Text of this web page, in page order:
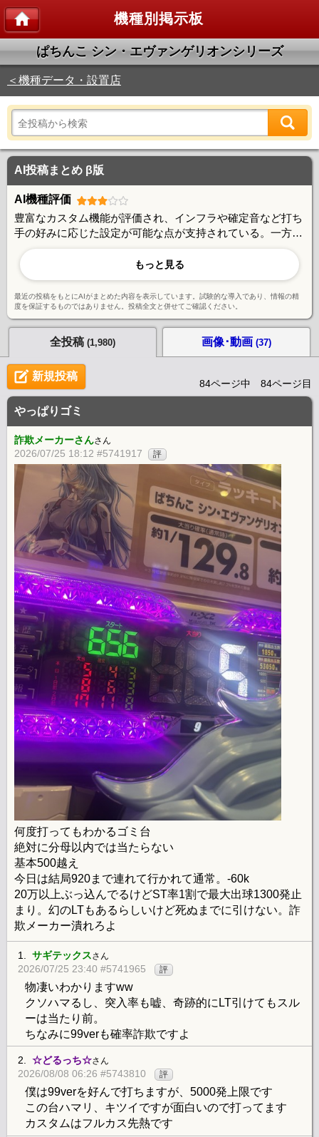
機種別掲示板
ぱちんこ シン・エヴァンゲリオンシリーズ
＜機種データ・設置店
AI投稿まとめ β版
AI機種評価
豊富なカスタム機能が評価され、インフラや確定音など打ち
手の好みに応じた設定が可能な点が支持されている。一方で
右打ち中の10R振り分けが体感的に50%より低いと感じる声
や、129タイプでも大ハマりが頻発するという出玉性能への
不満も見られる。夕方背景などのレア演出は存在するものの
当選率が低く、演出面では賛否が分かれている。カスタムの
自由度とエヴァならではの多彩な演出が魅力だが、出玉バラ
ンスには改善を求める意見もある機種。
もっと見る
最近の投稿をもとにAIがまとめた内容を表示しています。試験的な導入であり、情報の精
度を保証するものではありません。投稿全文と併せてご確認ください。
全投稿 (1,980) 画像･動画 (37)
新規投稿
84ページ中 84ページ目
やっぱりゴミ
詐欺メーカーさんさん
2026/07/25 18:12 #5741917 評
何度打ってもわかるゴミ台
絶対に分母以内では当たらない
基本500越え
今日は結局920まで連れて行かれて通常。-60k
20万以上ぶっ込んでるけどST率1割で最大出球1300発止
まり。幻のLTもあるらしいけど死ぬまでに引けない。詐
欺メーカー潰れろよ
1. サギテックスさん
2026/07/25 23:40 #5741965 評
物凄いわかりますww
クソハマるし、突入率も嘘、奇跡的にLT引けてもスル
ーは当たり前。
ちなみに99verも確率詐欺ですよ
2. ☆どるっち☆さん
2026/08/08 06:26 #5743810 評
僕は99verを好んで打ちますが、5000発上限です
この台ハマリ、キツイですが面白いので打ってます
カスタムはフルカス先熱です